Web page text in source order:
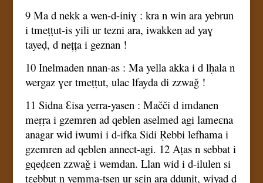
9 Ma d nekk a wen-d-iniɣ : kra n win ara yebrun
i tmeṭṭut-is yili ur tezni ara, iwakken ad yaɣ
tayeḍ, d nețța i geznan !
10 Inelmaden nnan-as : Ma yella akka i d lḥala n
wergaz ɣer tmeṭṭut, ulac lfayda di zzwaǧ !
11 Sidna Ɛisa yerra-yasen : Mačči d imdanen
meṛṛa i gzemren ad qeblen aselmed agi lameɛna
anagar wid iwumi i d-ifka Sidi Ṛebbi lefhama i
gzemren ad qeblen annect-agi. 12 Aṭas n sebbat i
gqeḍɛen zzwaǧ i wemdan. Llan wid i d-ilulen si
tɛebbuṭ n yemma-tsen ur sɛin ara ddunit, wiyaḍ d